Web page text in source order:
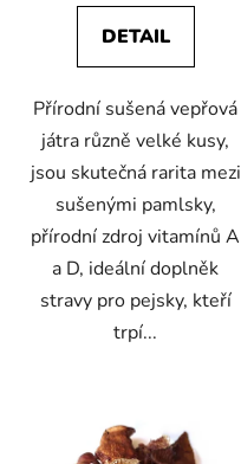
5,0
z
hvězdiček.
DETAIL
Přírodní sušená vepřová
játra různě velké kusy,
jsou skutečná rarita mezi
sušenými pamlsky,
přírodní zdroj vitamínů A
a D, ideální doplněk
stravy pro pejsky, kteří
trpí...